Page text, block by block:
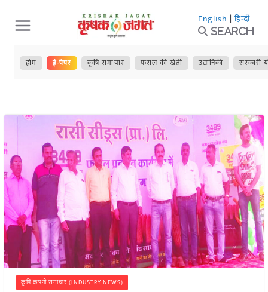
Skip
to
content
English | हिन्दी
Search
होम ई-पेपर कृषि समाचार फसल की खेती उद्यानिकी सरकारी
कृषि कंपनी समाचार (INDUSTRY NEWS)